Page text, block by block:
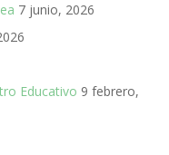
7 junio, 2026
Educativo 9 febrero,